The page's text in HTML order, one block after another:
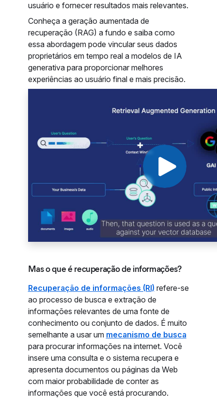
usuário e fornecer resultados mais relevantes.
Conheça a geração aumentada de
recuperação (RAG) a fundo e saiba como
essa abordagem pode vincular seus dados
proprietários em tempo real a modelos de IA
generativa para proporcionar melhores
experiências ao usuário final e mais precisão.
Mas o que é recuperação de informações?
Recuperação de informações (RI) refere-se
ao processo de busca e extração de
informações relevantes de uma fonte de
conhecimento ou conjunto de dados. É muito
semelhante a usar um mecanismo de busca
para procurar informações na internet. Você
insere uma consulta e o sistema recupera e
apresenta documentos ou páginas da Web
com maior probabilidade de conter as
informações que você está procurando.